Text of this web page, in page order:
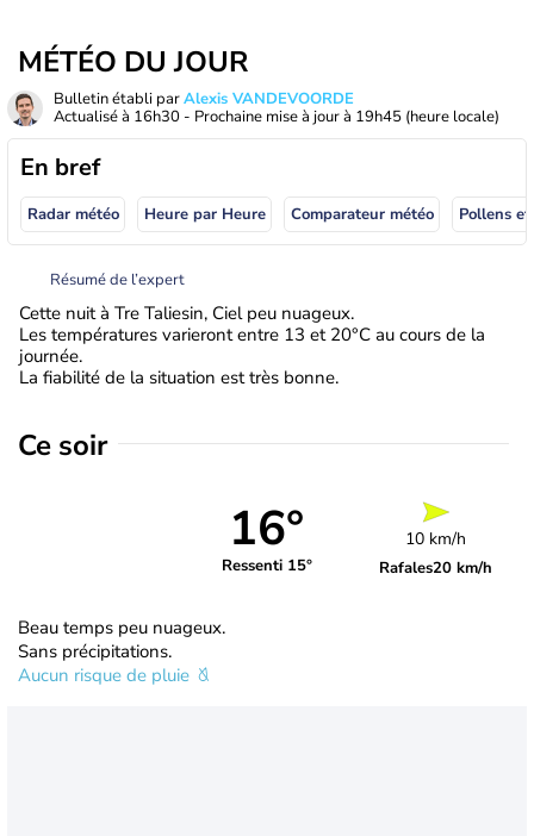
MÉTÉO DU JOUR
Bulletin établi parAlexis VANDEVOORDE
Actualisé à 16h30 - Prochaine mise à jour à 19h45 (heure locale)
En bref
Radar météo Heure par Heure Comparateur météo Pollens
Résumé de l’expert
Cette nuit à Tre Taliesin, Ciel peu nuageux.
Les températures varieront entre 13 et 20°C au cours de la
journée.
La fiabilité de la situation est très bonne.
Ce soir
16°
Ressenti 15°
10 km/h
Rafales20 km/h
Beau temps peu nuageux.
Sans précipitations.
Aucun risque de pluie